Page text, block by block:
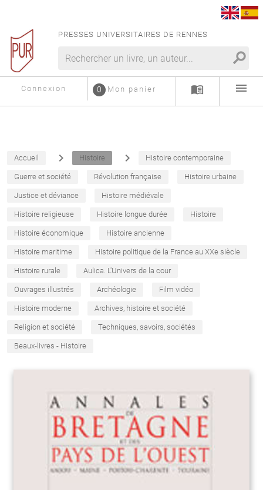
PRESSES UNIVERSITAIRES DE RENNES
search
Connexion Mon panier
0 menu_book menu
Accueil navigate_next Histoire navigate_next Histoire contemporaine
Guerre et société Révolution française Histoire urbaine
Justice et déviance Histoire médiévale
Histoire religieuse Histoire longue durée Histoire
Histoire économique Histoire ancienne
Histoire maritime Histoire politique de la France au XXe siècle
Histoire rurale Aulica. L'Univers de la cour
Ouvrages illustrés Archéologie Film vidéo
Histoire moderne Archives, histoire et société
Religion et société Techniques, savoirs, sociétés
Beaux-livres - Histoire